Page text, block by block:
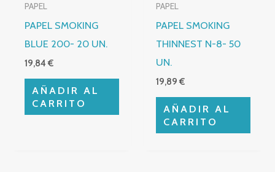
PAPEL
PAPEL SMOKING
BLUE 200- 20 UN.
19,84€
AÑADIR AL
CARRITO
PAPEL
PAPEL SMOKING
THINNEST N-8- 50
UN.
19,89€
AÑADIR AL
CARRITO